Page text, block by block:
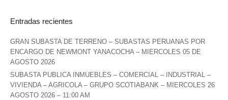
Entradas recientes
GRAN SUBASTA DE TERRENO – SUBASTAS PERUANAS POR
ENCARGO DE NEWMONT YANACOCHA – MIERCOLES 05 DE
AGOSTO 2026
SUBASTA PUBLICA INMUEBLES – COMERCIAL – INDUSTRIAL –
VIVIENDA – AGRICOLA – GRUPO SCOTIABANK – MIERCOLES 26
AGOSTO 2026 – 11:00 AM